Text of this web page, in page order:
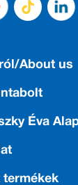
About us
Éva